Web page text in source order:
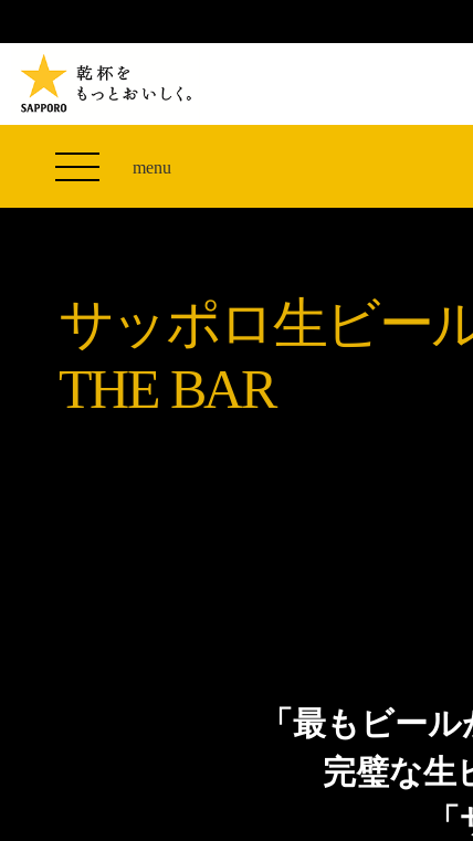
menu
THE PERFECT 黒ラベル WAGON -LIVE DRAFT-
「満天☆青空レストラン」コラボキャンペーン
Collaboration
「丸くなるな、☆星になれ。」限定デザイン缶数量
サッポロ生ビール黒ラベル
オカズデザインが提案する
黒ラベルに合う食40選
ザ・パーフェクト黒ラベルが飲めるお店
CLUB 黒ラベル
サッポロ生ビー
THE BAR
「最もビー
完璧な生